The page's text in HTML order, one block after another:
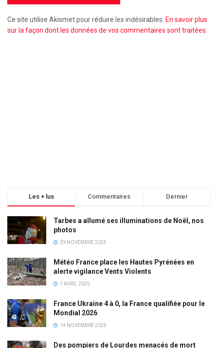
Ce site utilise Akismet pour réduire les indésirables. En savoir plus
sur la façon dont les données de vos commentaires sont traitées.
Les + lus Commentaires Dernier
Tarbes a allumé ses illuminations de Noël, nos
photos
29 NOVEMBRE 2025
Météo France place les Hautes Pyrénées en
alerte vigilance Vents Violents
1 AVRIL 2025
France Ukraine 4 à 0, la France qualifiée pour le
Mondial 2026
14 NOVEMBRE 2025
Des pompiers de Lourdes menacés de mort